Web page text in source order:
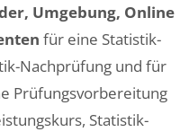
Umgebung, Online
für eine Statistik-
Nachprüfung und für
Prüfungsvorbereitung
Statistik-